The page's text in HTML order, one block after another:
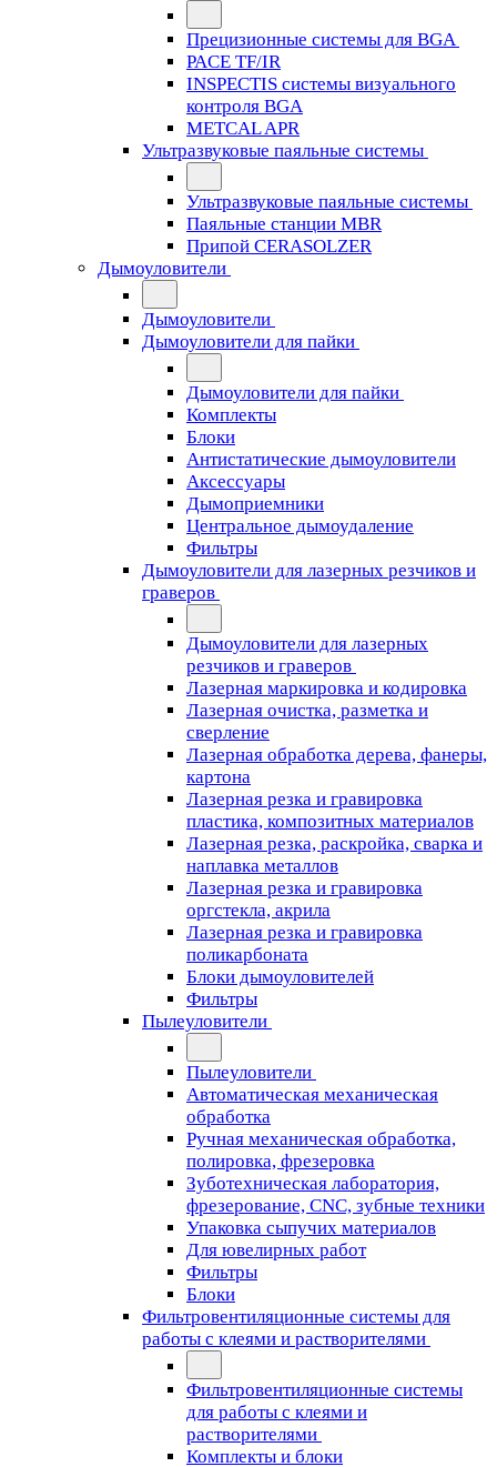
Прецизионные системы для BGA
PACE TF/IR
INSPECTIS системы визуального
контроля BGA
METCAL APR
Ультразвуковые паяльные системы
Ультразвуковые паяльные системы
Паяльные станции MBR
Припой CERASOLZER
Дымоуловители
Дымоуловители
Дымоуловители для пайки
Дымоуловители для пайки
Комплекты
Блоки
Антистатические дымоуловители
Аксессуары
Дымоприемники
Центральное дымоудаление
Фильтры
Дымоуловители для лазерных резчиков и
граверов
Дымоуловители для лазерных
резчиков и граверов
Лазерная маркировка и кодировка
Лазерная очистка, разметка и
сверление
Лазерная обработка дерева, фанеры,
картона
Лазерная резка и гравировка
пластика, композитных материалов
Лазерная резка, раскройка, сварка и
наплавка металлов
Лазерная резка и гравировка
оргстекла, акрила
Лазерная резка и гравировка
поликарбоната
Блоки дымоуловителей
Фильтры
Пылеуловители
Пылеуловители
Автоматическая механическая
обработка
Ручная механическая обработка,
полировка, фрезеровка
Зуботехническая лаборатория,
фрезерование, CNC, зубные техники
Упаковка сыпучих материалов
Для ювелирных работ
Фильтры
Блоки
Фильтровентиляционные системы для
работы с клеями и растворителями
Фильтровентиляционные системы
для работы с клеями и
растворителями
Комплекты и блоки